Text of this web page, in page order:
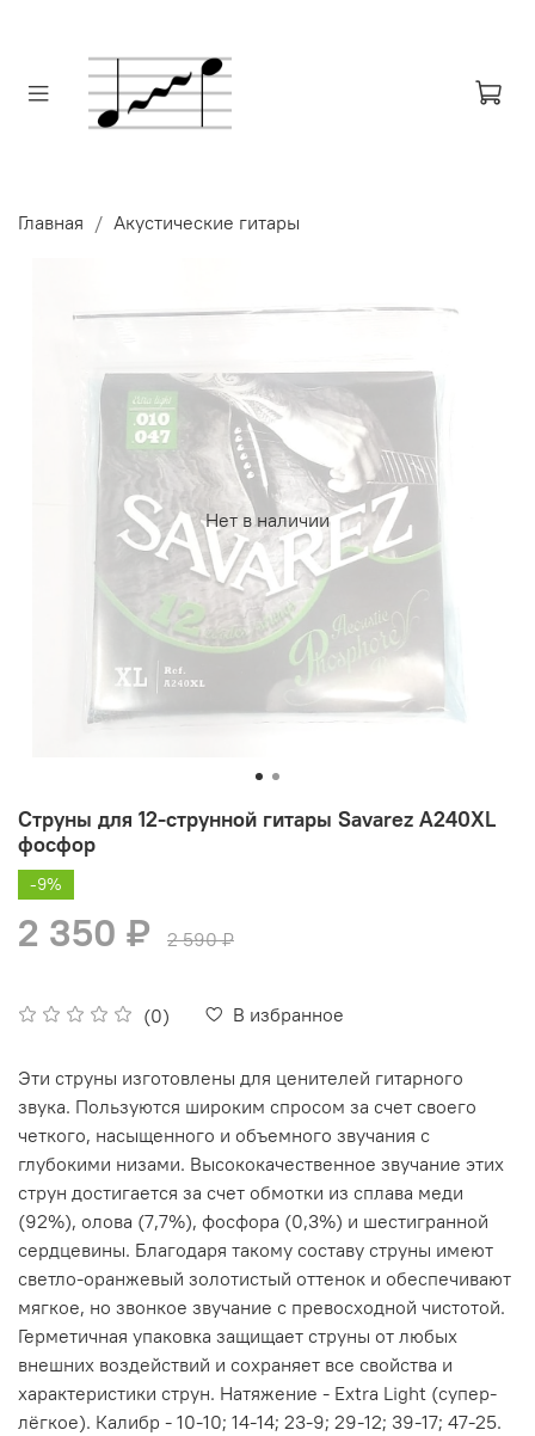
Главная Акустические гитары
Нет в наличии
Струны для 12-струнной гитары Savarez A240XL
фосфор
(0) В избранное
-9%
2 350 ₽ 2 590 ₽
Эти струны изготовлены для ценителей гитарного
звука. Пользуются широким спросом за счет своего
четкого, насыщенного и объемного звучания с
глубокими низами. Высококачественное звучание этих
струн достигается за счет обмотки из сплава меди
(92%), олова (7,7%), фосфора (0,3%) и шестигранной
сердцевины. Благодаря такому составу струны имеют
светло-оранжевый золотистый оттенок и обеспечивают
мягкое, но звонкое звучание с превосходной чистотой.
Герметичная упаковка защищает струны от любых
внешних воздействий и сохраняет все свойства и
характеристики струн. Натяжение - Extra Light (супер-
лёгкое). Калибр - 10-10; 14-14; 23-9; 29-12; 39-17; 47-25.